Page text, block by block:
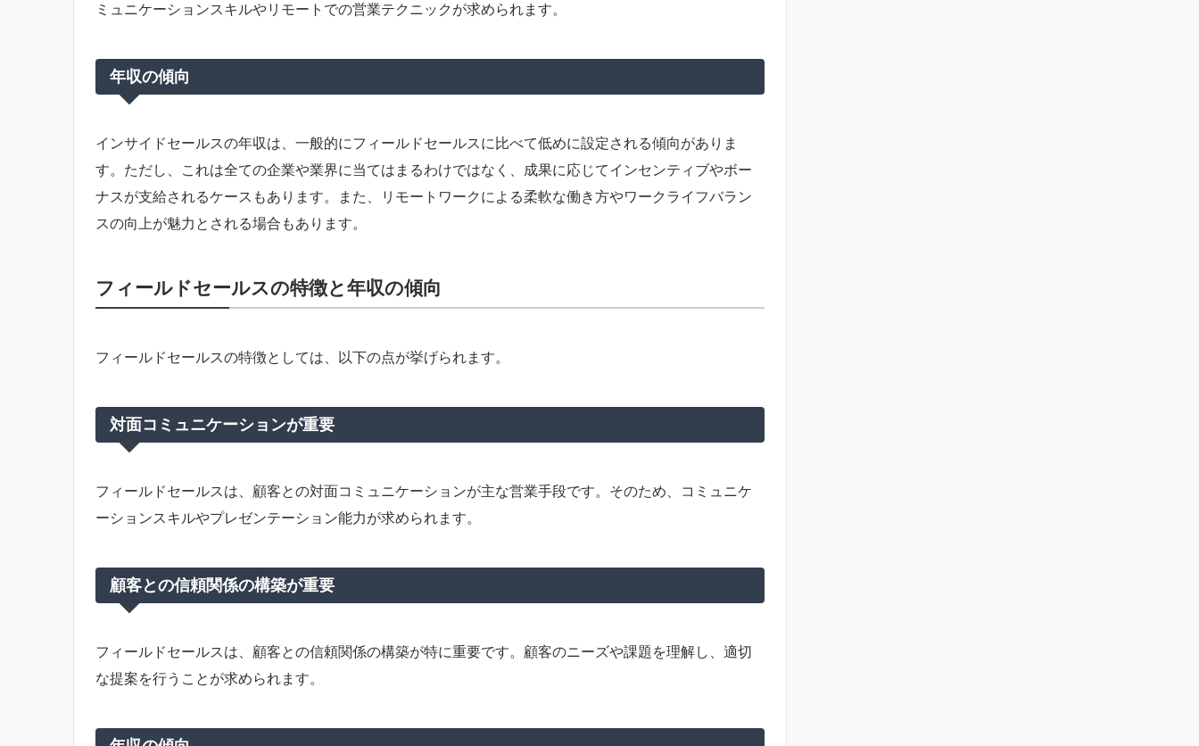
ミュニケーションスキルやリモートでの営業テクニックが求められます。
年収の傾向
インサイドセールスの年収は、一般的にフィールドセールスに比べて低めに設定される傾向がありま
す。ただし、これは全ての企業や業界に当てはまるわけではなく、成果に応じてインセンティブやボー
ナスが支給されるケースもあります。また、リモートワークによる柔軟な働き方やワークライフバラン
スの向上が魅力とされる場合もあります。
フィールドセールスの特徴と年収の傾向
フィールドセールスの特徴としては、以下の点が挙げられます。
対面コミュニケーションが重要
フィールドセールスは、顧客との対面コミュニケーションが主な営業手段です。そのため、コミュニケ
ーションスキルやプレゼンテーション能力が求められます。
顧客との信頼関係の構築が重要
フィールドセールスは、顧客との信頼関係の構築が特に重要です。顧客のニーズや課題を理解し、適切
な提案を行うことが求められます。